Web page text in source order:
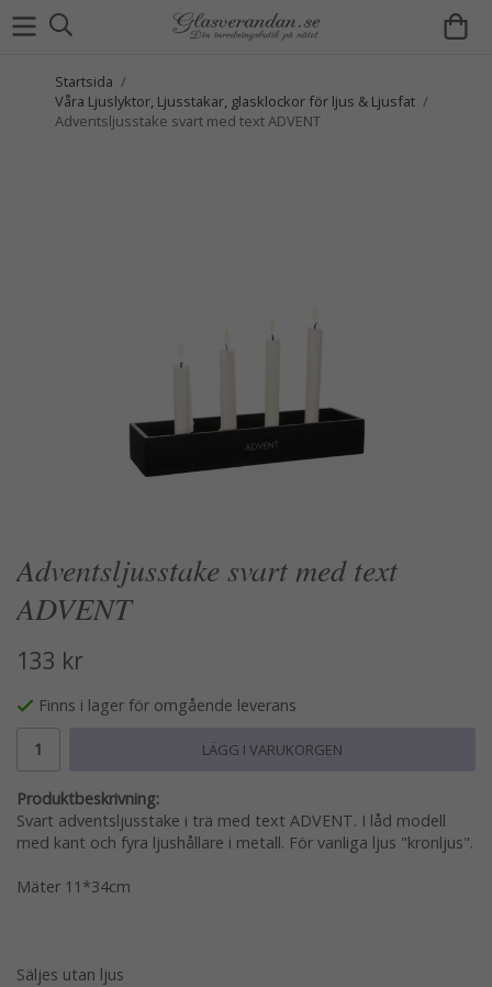
Startsida /
Våra Ljuslyktor, Ljusstakar, glasklockor för ljus & Ljusfat /
Adventsljusstake svart med text ADVENT
Adventsljusstake svart med text
ADVENT
133 kr
Finns i lager för omgående leverans
LÄGG I VARUKORGEN
Produktbeskrivning:
Svart adventsljusstake i trä med text ADVENT. I låd modell
med kant och fyra ljushållare i metall. För vanliga ljus "kronljus".
Mäter 11*34cm
Säljes utan ljus